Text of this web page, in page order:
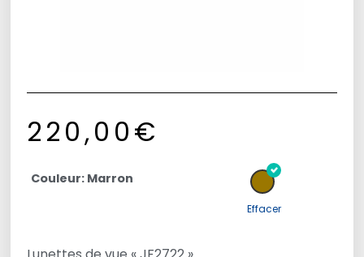
220,00€
Couleur: Marron
Effacer